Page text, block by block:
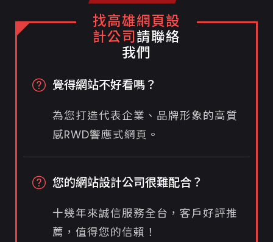
找高雄網頁設
計公司請聯絡
我們
覺得網站不好看嗎？
為您打造代表企業、品牌形象的高質
感RWD響應式網頁。
您的網站設計公司很難配合？
十幾年來誠信服務全台，客戶好評推
薦，值得您的信賴！